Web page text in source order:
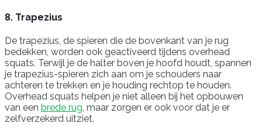
8. Trapezius
De trapezius, de spieren die de bovenkant van je rug
bedekken, worden ook geactiveerd tijdens overhead
squats. Terwijl je de halter boven je hoofd houdt, spannen
je trapezius-spieren zich aan om je schouders naar
achteren te trekken en je houding rechtop te houden.
Overhead squats helpen je niet alleen bij het opbouwen
van een brede rug, maar zorgen er ook voor dat je er
zelfverzekerd uitziet.